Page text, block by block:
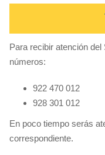
Para recibir atención
números:
922 470 012
928 301 012
En poco tiempo serás
correspondiente.